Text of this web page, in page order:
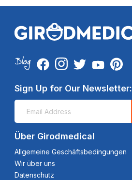
Sign Up for Our Newsletter:
Über Girodmedical
Allgemeine Geschäftsbedingungen
Wir über uns
Datenschutz